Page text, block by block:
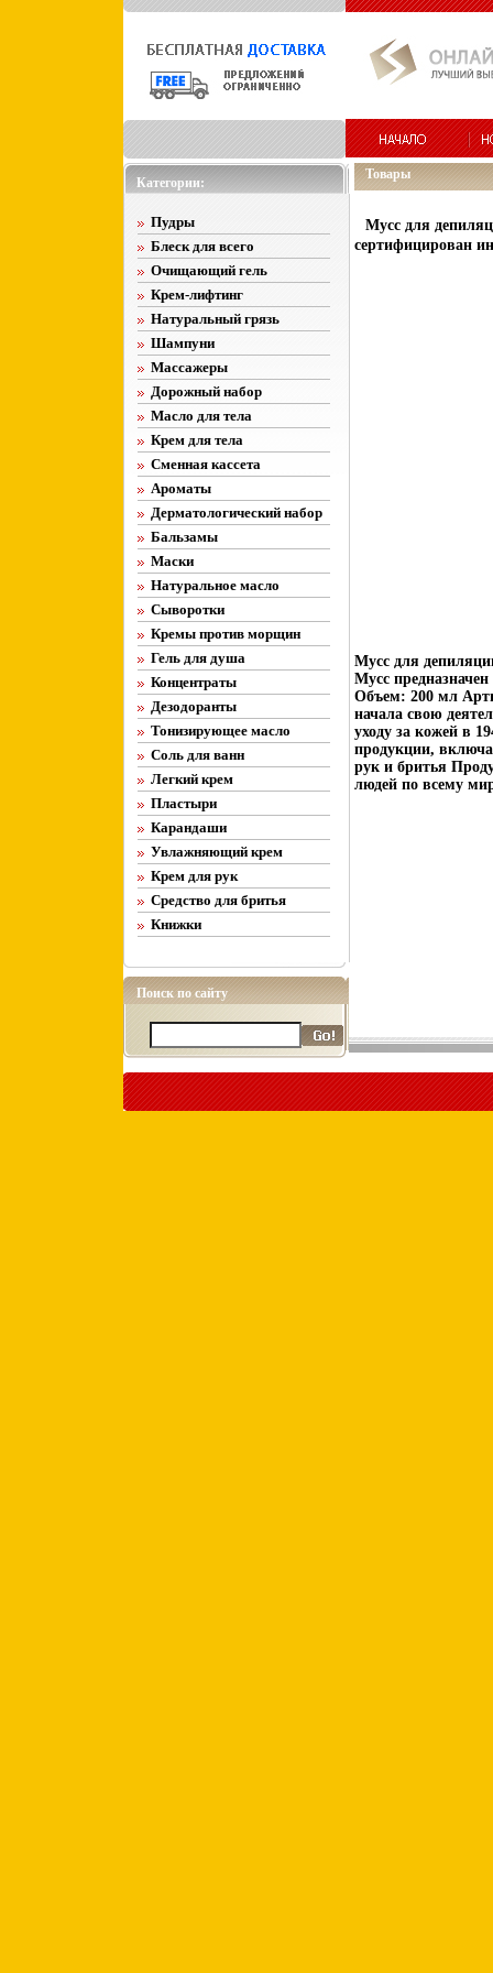
Категории:
Пудры
Блеск для всего
Очищающий гель
Крем-лифтинг
Натуральный грязь
Шампуни
Массажеры
Дорожный набор
Масло для тела
Крем для тела
Сменная кассета
Ароматы
Дерматологический набор
Бальзамы
Маски
Натуральное масло
Сыворотки
Кремы против морщин
Гель для душа
Концентраты
Дезодоранты
Тонизирующее масло
Соль для ванн
Легкий крем
Пластыри
Карандаши
Увлажняющий крем
Крем для рук
Средство для бритья
Книжки
Поиск по сайту
Товары
Мусс для
сертифицирован
Мусс для
Мусс
Объем: 200 мл
начала свою
уходу за кожей в
продукции,
рук и бритья
людей по всему